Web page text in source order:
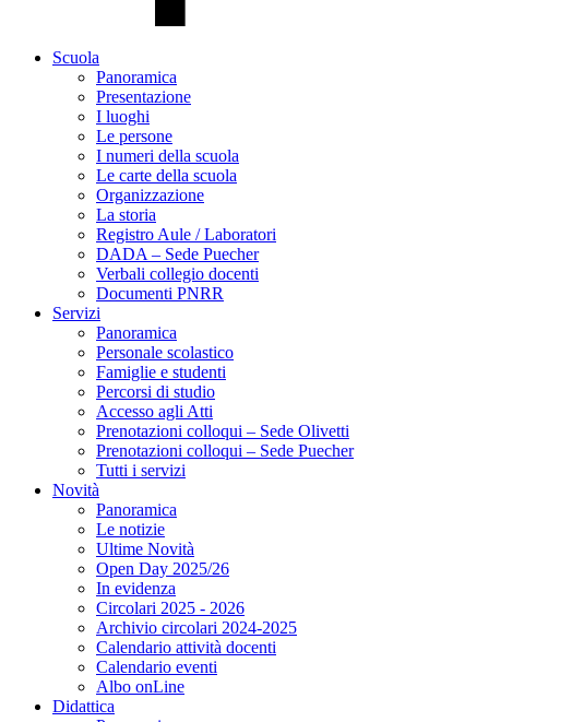
Scuola
Panoramica
Presentazione
I luoghi
Le persone
I numeri della scuola
Le carte della scuola
Organizzazione
La storia
Registro Aule / Laboratori
DADA – Sede Puecher
Verbali collegio docenti
Documenti PNRR
Servizi
Panoramica
Personale scolastico
Famiglie e studenti
Percorsi di studio
Accesso agli Atti
Prenotazioni colloqui – Sede Olivetti
Prenotazioni colloqui – Sede Puecher
Tutti i servizi
Novità
Panoramica
Le notizie
Ultime Novità
Open Day 2025/26
In evidenza
Circolari 2025 - 2026
Archivio circolari 2024-2025
Calendario attività docenti
Calendario eventi
Albo onLine
Didattica